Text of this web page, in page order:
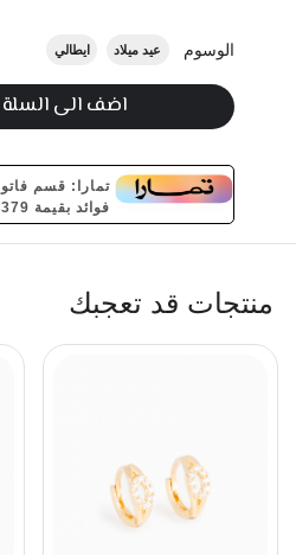
الوسوم عيد ميلاد ايطالي
اضف الى السلة
فوائد بقيمة 379 ريال
منتجات قد تعجبك